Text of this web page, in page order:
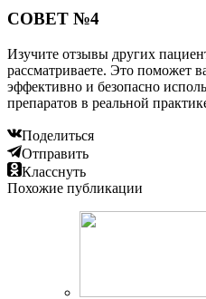
СОВЕТ №4
Изучите отзывы других
рассматриваете. Это поможет
эффективно и безопасно
препаратов в реальной
Поделиться
Отправить
Класснуть
Похожие публикации